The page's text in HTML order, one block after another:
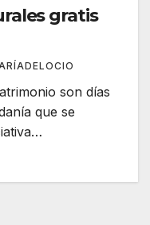
gratis
son días
que se